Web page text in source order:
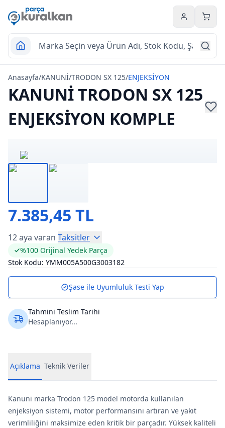
Hesabım
Anasayfa/KANUNİ/TRODON SX 125/ENJEKSİYON
KANUNİ TRODON SX 125
ENJEKSİYON KOMPLE
7.385,45 TL
12 aya varan Taksitler
%100 Orijinal Yedek Parça
Stok Kodu: YMM005A500G3003182
Şase ile Uyumluluk Testi Yap
Tahmini Teslim Tarihi
Hesaplanıyor...
Açıklama Teknik Veriler
Kanuni marka Trodon 125 model motorda kullanılan
enjeksiyon sistemi, motor performansını artıran ve yakıt
verimliliğini maksimize eden kritik bir parçadır. Yüksek kaliteli